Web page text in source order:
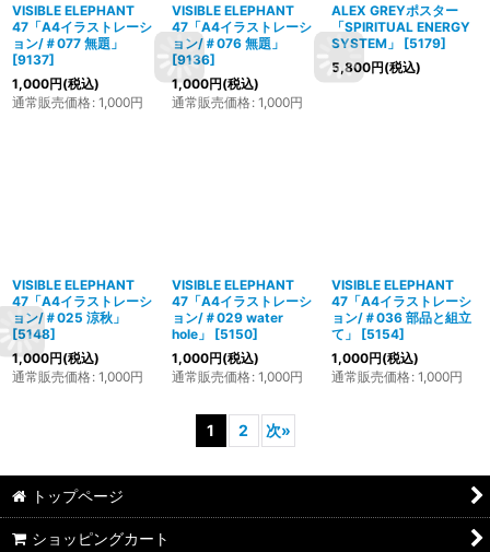
VISIBLE ELEPHANT
47「A4イラストレーシ
ョン/＃077 無題」
[9137]
1,000円(税込)
通常販売価格: 1,000円
VISIBLE ELEPHANT
47「A4イラストレーシ
ョン/＃076 無題」
[9136]
1,000円(税込)
通常販売価格: 1,000円
ALEX GREYポスター
「SPIRITUAL ENERGY
SYSTEM」
[5179]
5,800円(税込)
VISIBLE ELEPHANT
47「A4イラストレーシ
ョン/＃025 涼秋」
[5148]
1,000円(税込)
通常販売価格: 1,000円
VISIBLE ELEPHANT
47「A4イラストレーシ
ョン/＃029 water
hole」
[5150]
1,000円(税込)
通常販売価格: 1,000円
VISIBLE ELEPHANT
47「A4イラストレーシ
ョン/＃036 部品と組立
て」
[5154]
1,000円(税込)
通常販売価格: 1,000円
1 2 次»
トップページ
ショッピングカート